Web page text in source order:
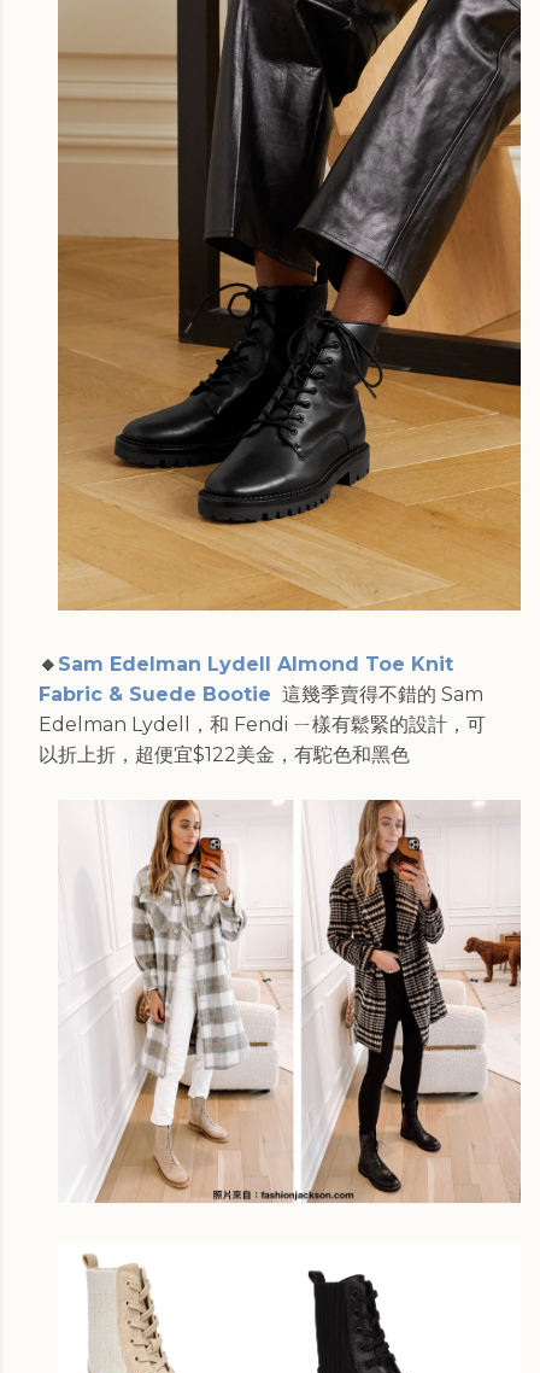
🔸 Sam Edelman Lydell Almond Toe Knit
Fabric & Suede Bootie 這幾季賣得不錯的 Sam
Edelman Lydell，和 Fendi ㄧ樣有鬆緊的設計，可
以折上折，超便宜$122美金，有駝色和黑色